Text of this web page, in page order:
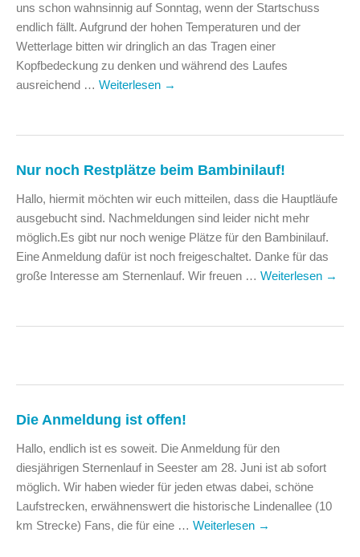
uns schon wahnsinnig auf Sonntag, wenn der Startschuss
endlich fällt. Aufgrund der hohen Temperaturen und der
Wetterlage bitten wir dringlich an das Tragen einer
Kopfbedeckung zu denken und während des Laufes
ausreichend … Weiterlesen →
Nur noch Restplätze beim Bambinilauf!
Hallo, hiermit möchten wir euch mitteilen, dass die Hauptläufe
ausgebucht sind. Nachmeldungen sind leider nicht mehr
möglich.Es gibt nur noch wenige Plätze für den Bambinilauf.
Eine Anmeldung dafür ist noch freigeschaltet. Danke für das
große Interesse am Sternenlauf. Wir freuen … Weiterlesen →
Die Anmeldung ist offen!
Hallo, endlich ist es soweit. Die Anmeldung für den
diesjährigen Sternenlauf in Seester am 28. Juni ist ab sofort
möglich. Wir haben wieder für jeden etwas dabei, schöne
Laufstrecken, erwähnenswert die historische Lindenallee (10
km Strecke) Fans, die für eine … Weiterlesen →